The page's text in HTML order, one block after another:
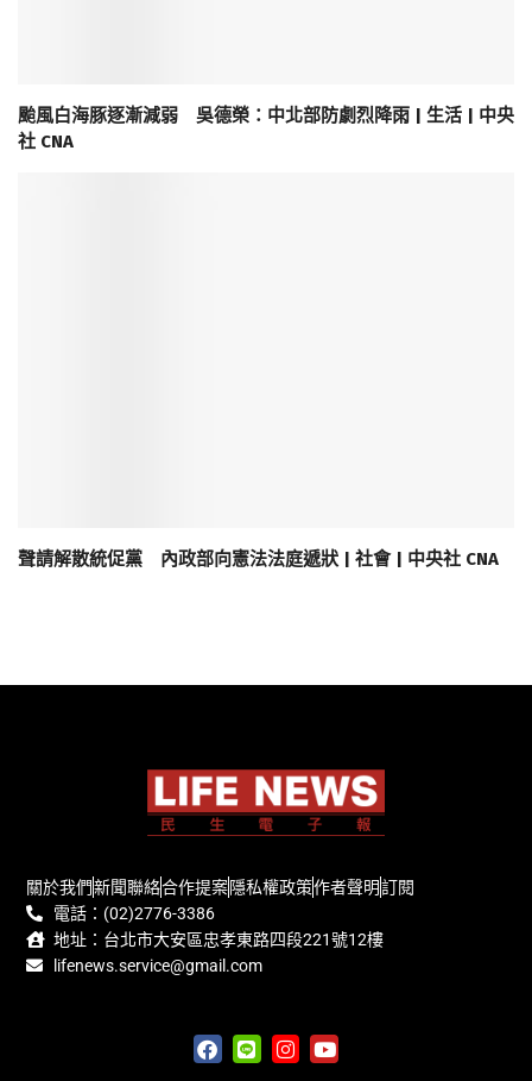
颱風白海豚逐漸減弱 吳德榮：中北部防劇烈降雨 | 生活 | 中央
社 CNA
聲請解散統促黨 內政部向憲法法庭遞狀 | 社會 | 中央社 CNA
關於我們新聞聯絡合作提案隱私權政策作者聲明訂閱
電話：(02)2776-3386
地址：台北市大安區忠孝東路四段221號12樓
lifenews.service@gmail.com